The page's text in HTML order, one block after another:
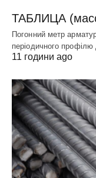
ТАБЛИЦА
Погонний метр
періодичного
11 години ago